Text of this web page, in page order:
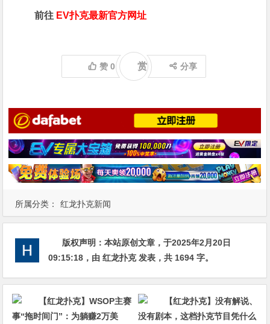
所属分类： 红龙扑克新闻
前往 EV扑克最新官方网址
赞0 赏 分享
版权声明：本站原创文章，于2025年2月20日
09:15:18 ，由红龙扑克发表，共 1694 字。